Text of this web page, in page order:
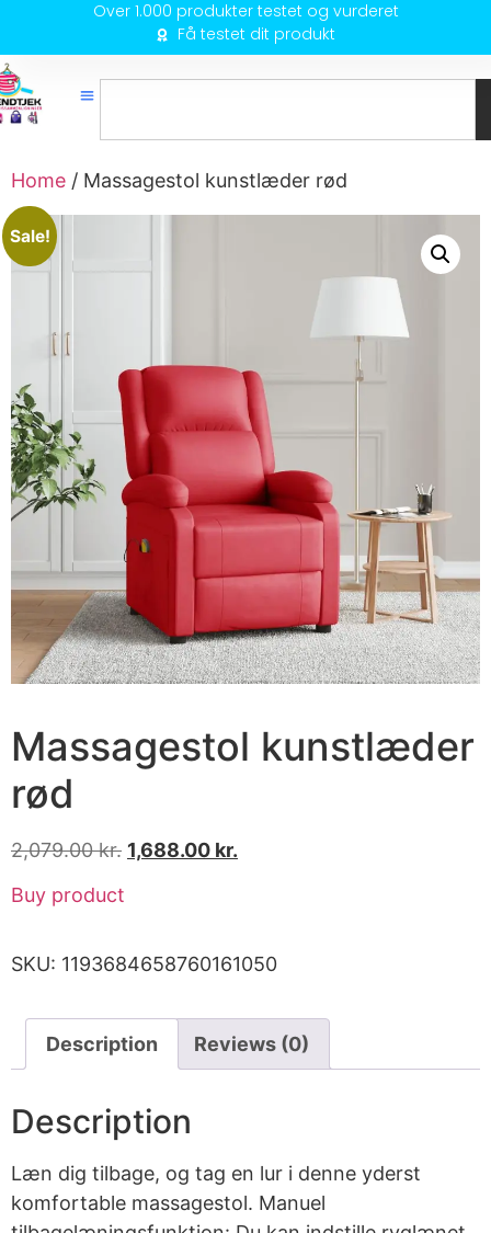
Over 1.000 produkter testet og vurderet
Få testet dit produkt
Home / Massagestol kunstlæder rød
Sale!
Massagestol kunstlæder
rød
2,079.00kr. 1,688.00 kr.
Buy product
SKU: 1193684658760161050
Description Reviews (0)
Description
Læn dig tilbage, og tag en lur i denne yderst
komfortable massagestol. Manuel